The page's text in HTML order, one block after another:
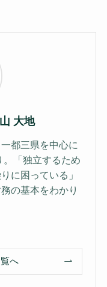
大地
都三県を中心に
「独立するため
に困っている」
の基本をわかり
へ